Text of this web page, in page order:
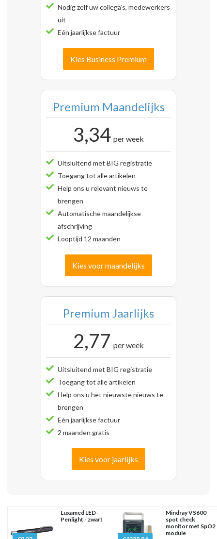
Nodig zelf uw collega’s, medewerkers
uit
Eén jaarlijkse factuur
Kies Business Premium
Premium Maandelijks
3,34 per week
Uitsluitend met BIG registratie
Toegang tot alle artikelen
Help ons u relevant nieuws te
brengen
Automatische maandelijkse
afschrijving
Looptijd 12 maanden
Kies voor maandelijks
Premium Jaarlijks
2,77 per week
Uitsluitend met BIG registratie
Toegang tot alle artikelen
Help ons u het nieuwste nieuws te
brengen
Eén jaarlijkse factuur
2 maanden gratis
Kies voor jaarlijks
Luxamed LED-
Penlight - zwart
Mindray VS600
spot check
monitor met SpO2
module